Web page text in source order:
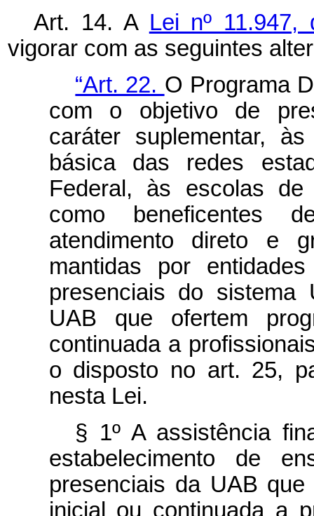
Art. 14. A Lei nº
vigorar com as seguintes
“Art. 22. O Programa
com o objetivo de
caráter suplementar,
básica das redes
Federal, às escolas de
como beneficentes
atendimento direto e
mantidas por
presenciais do sistema
UAB que ofertem
continuada a
o disposto no art. 25,
nesta Lei.
§ 1º A assistência
estabelecimento de
presenciais da UAB
inicial ou continuada a